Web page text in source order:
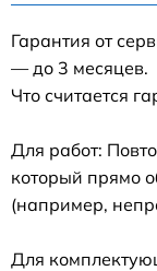
Гарантия от
— до 3 месяцев.
Что считается
Для работ:
который прямо
(например,
Для